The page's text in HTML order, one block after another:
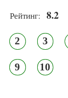
Рейтинг: 8.2
2 3
9 10